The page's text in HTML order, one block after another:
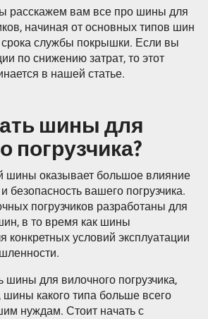
расскажем вам все про шины для
начиная от основных типов шин
службы покрышки. Если вы
по снижению затрат, то этот
в нашей статье.
шины для
погрузчика?
шины оказывает большое влияние
безопасность вашего погрузчика.
погрузчиков разработаны для
в то время как шины
конкретных условий эксплуатации
шины для вилочного погрузчика,
шины какого типа больше всего
нуждам. Стоит начать с